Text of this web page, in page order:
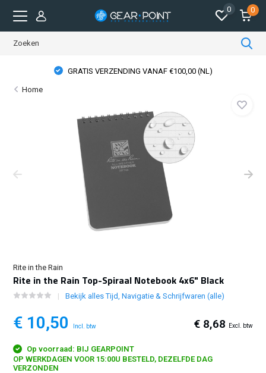
0 0
GRATIS VERZENDING VANAF €100,00 (NL)
Home
Rite in the Rain
Rite in the Rain Top-Spiraal Notebook 4x6" Black
Bekijk alles Tijd, Navigatie & Schrijfwaren (alle)
€ 10,50 Incl. btw € 8,68 Excl. btw
Op voorraad: BIJ GEARPOINT
OP WERKDAGEN VOOR 15:00U BESTELD, DEZELFDE DAG
VERZONDEN